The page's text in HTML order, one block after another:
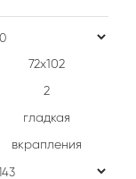
72х102
2
гладкая
вкрапления